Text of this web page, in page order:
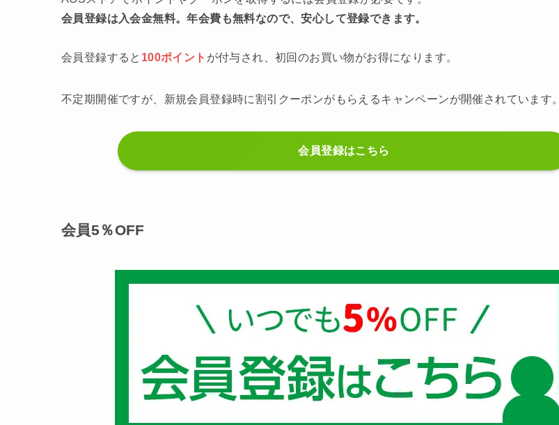
会員登録は入会金無料。年会費も無料なので、安心して登録できます。
会員登録すると 100ポイント が付与され、初回のお買い物がお得になります。
不定期開催ですが、新規会員登録時に割引クーポンがもらえるキャンペーンが開催されています。
会員登録はこちら
会員5％OFF